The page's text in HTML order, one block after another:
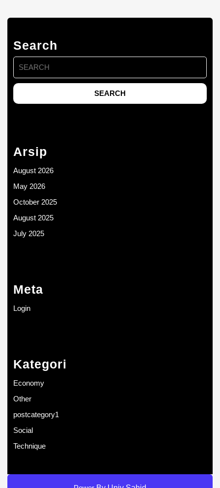
Search
Search
for:
Arsip
August 2026
May 2026
October 2025
August 2025
July 2025
Meta
Login
Kategori
Economy
Other
postcategory1
Social
Technique